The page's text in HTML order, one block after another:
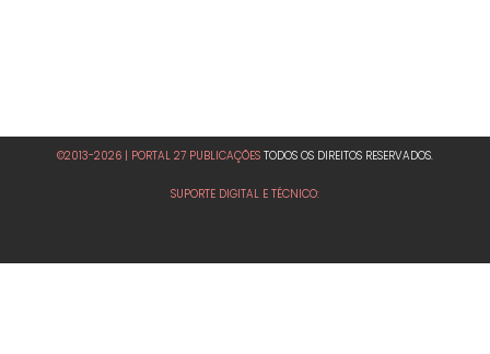
©2013-2026 | PORTAL 27 PUBLICAÇÕES TODOS OS DIREITOS RESERVADOS.
SUPORTE DIGITAL E TÉCNICO: